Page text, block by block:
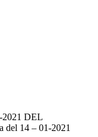
DEL
14 – 01-2021